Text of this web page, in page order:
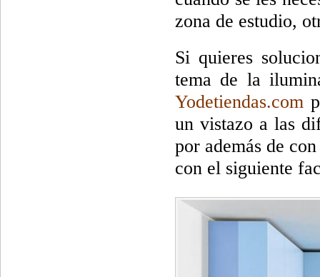
zona de estudio,
Si quieres
tema de la
Yodetiendas.com
un vistazo a las
por además de
con el siguiente